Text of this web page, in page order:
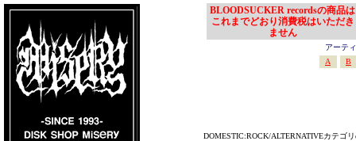
BLOODSUCKER recordsの商品は
これまでどおり消費税はいただき
ません
アーテ
A
B
DOMESTIC:ROCK/ALTERNATIVEカテゴ